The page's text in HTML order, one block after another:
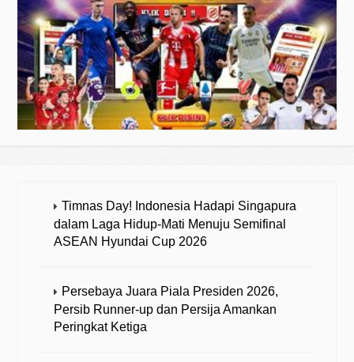
Timnas Day! Indonesia Hadapi Singapura
dalam Laga Hidup-Mati Menuju Semifinal
ASEAN Hyundai Cup 2026
Persebaya Juara Piala Presiden 2026,
Persib Runner-up dan Persija Amankan
Peringkat Ketiga